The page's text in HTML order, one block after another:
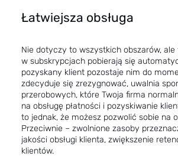
Łatwiejsza obsługa
Nie dotyczy to wszystkich obszarów, ale
w subskrypcjach pobierają się
pozyskany klient pozostaje nim do
zdecyduje się zrezygnować, uwalnia
przerobowych, które Twoja firma
na obsługę płatności i pozyskiwanie
to jednak, że możesz pozwolić sobie na
Przeciwnie – zwolnione zasoby
jakości obsługi klienta, zwiększenie
klientów.